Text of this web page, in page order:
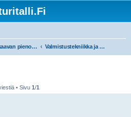
H0-mittakaavan pienoisrautatiet Valmistustekniikka ja työvälineet
• Sivu 1/1